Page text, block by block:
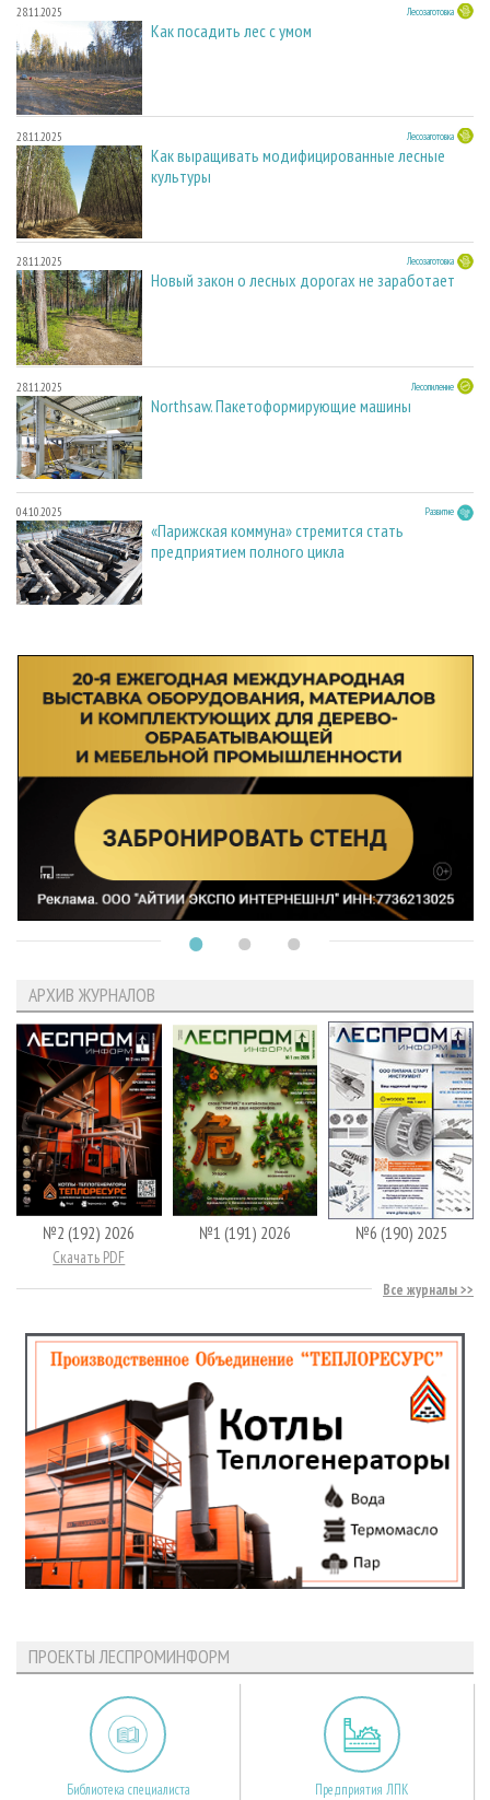
28.11.2025 Лесозаготовка
Как посадить лес с умом
28.11.2025 Лесозаготовка
Как выращивать модифицированные лесные
культуры
28.11.2025 Лесозаготовка
Новый закон о лесных дорогах не заработает
28.11.2025 Лесопиление
Northsaw. Пакетоформирующие машины
04.10.2025 Развитие
«Парижская коммуна» стремится стать
предприятием полного цикла
АРХИВ ЖУРНАЛОВ
№2 (192) 2026
Скачать PDF
№1 (191) 2026 №6 (190) 2025
Все журналы
ПРОЕКТЫ ЛЕСПРОМИНФОРМ
Библиотека специалиста Предприятия ЛПК